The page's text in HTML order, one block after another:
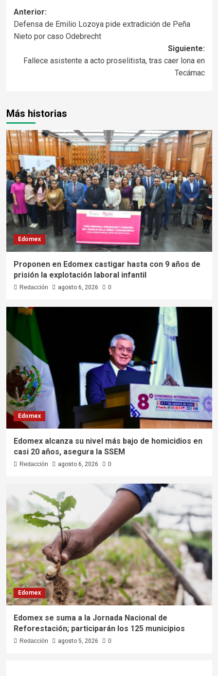
Anterior:
Defensa de Emilio Lozoya pide extradición de Peña
Nieto por caso Odebrecht
Siguiente:
Fallece asistente a acto proselitista, tras caer lona en
Tecámac
Más historias
Edomex
Proponen en Edomex castigar hasta con 9 años de
prisión la explotación laboral infantil
Redacción agosto 6, 2026 0
Edomex
Edomex alcanza su nivel más bajo de homicidios en
casi 20 años, asegura la SSEM
Redacción agosto 6, 2026 0
Edomex
Edomex se suma a la Jornada Nacional de
Reforestación; participarán los 125 municipios
Redacción agosto 5, 2026 0